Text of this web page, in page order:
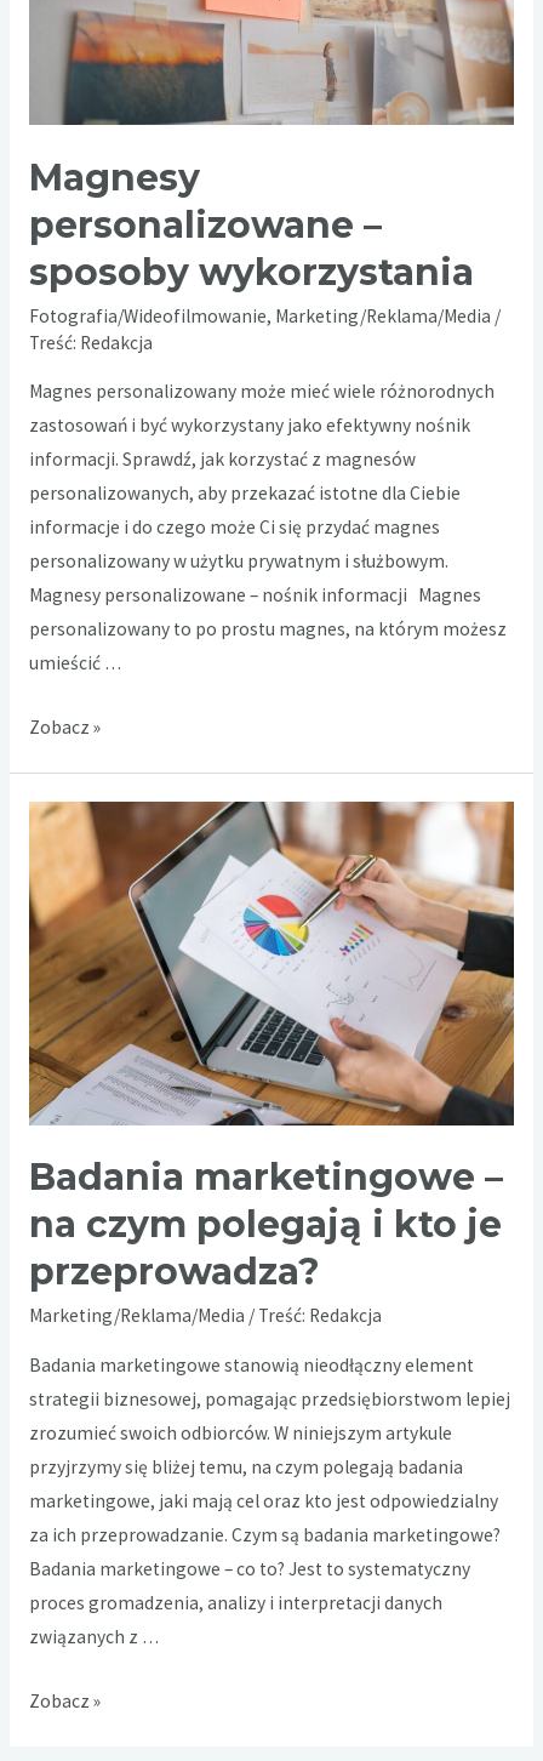
Magnesy
personalizowane –
sposoby wykorzystania
Fotografia/Wideofilmowanie, Marketing/Reklama/Media /
Treść: Redakcja
Magnes personalizowany może mieć wiele różnorodnych
zastosowań i być wykorzystany jako efektywny nośnik
informacji. Sprawdź, jak korzystać z magnesów
personalizowanych, aby przekazać istotne dla Ciebie
informacje i do czego może Ci się przydać magnes
personalizowany w użytku prywatnym i służbowym.
Magnesy personalizowane – nośnik informacji Magnes
personalizowany to po prostu magnes, na którym możesz
umieścić …
Magnesy
sposoby
wykorzystania
Zobacz »
Badania marketingowe –
na czym polegają i kto je
przeprowadza?
Marketing/Reklama/Media / Treść: Redakcja
Badania marketingowe stanowią nieodłączny element
strategii biznesowej, pomagając przedsiębiorstwom lepiej
zrozumieć swoich odbiorców. W niniejszym artykule
przyjrzymy się bliżej temu, na czym polegają badania
marketingowe, jaki mają cel oraz kto jest odpowiedzialny
za ich przeprowadzanie. Czym są badania marketingowe?
Badania marketingowe – co to? Jest to systematyczny
proces gromadzenia, analizy i interpretacji danych
związanych z …
Badania
Zobacz »